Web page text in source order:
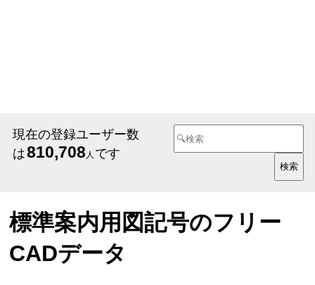
現在の登録ユーザー数
は810,708 人 です
標準案内用図記号のフリー
CADデータ